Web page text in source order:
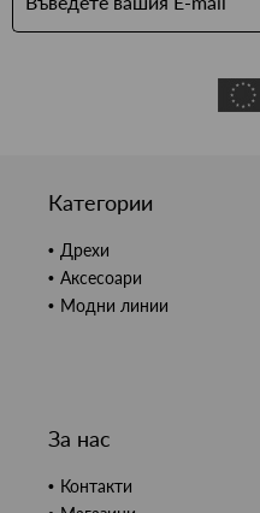
Категории
Дрехи
Аксесоари
Модни линии
За нас
Контакти